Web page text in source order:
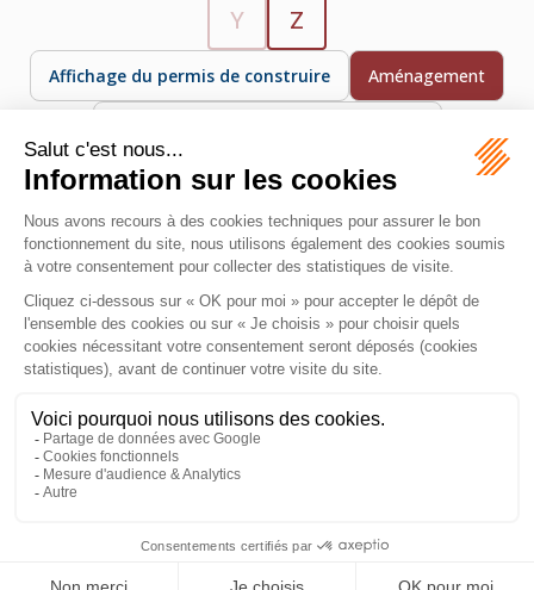
Y
Z
Affichage du permis de construire Aménagement
Autorisation d’urbanisme
L’aménagement désigne les travaux visant à organiser ou
transformer l’utilisation d’un terrain, par exemple dans le
MAZEAS Avocat
11 Rue de Metz
31000 TOULOUSE
Plan du site
Mentions légales